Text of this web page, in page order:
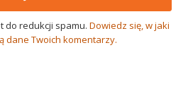
do redukcji spamu. Dowiedz się, w jaki
dane Twoich komentarzy.